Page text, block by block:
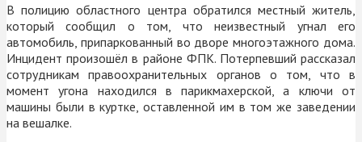
В полицию областного центра обратился местный житель,
который сообщил о том, что неизвестный угнал его
автомобиль, припаркованный во дворе многоэтажного дома.
Инцидент произошёл в районе ФПК. Потерпевший рассказал
сотрудникам правоохранительных органов о том, что в
момент угона находился в парикмахерской, а ключи от
машины были в куртке, оставленной им в том же заведении
на вешалке.